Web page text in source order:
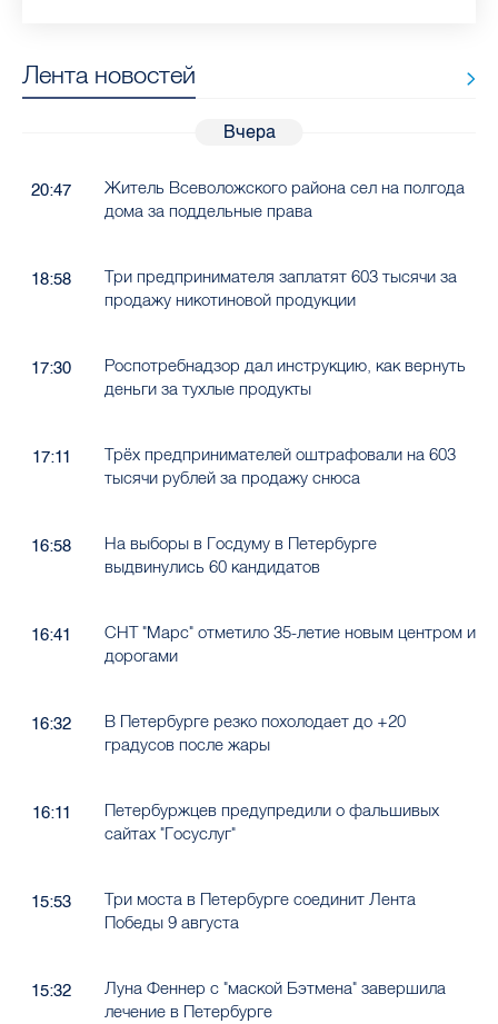
Лента новостей
Вчера
20:47
Житель Всеволожского района сел на полгода
дома за поддельные права
18:58
Три предпринимателя заплатят 603 тысячи за
продажу никотиновой продукции
17:30
Роспотребнадзор дал инструкцию, как вернуть
деньги за тухлые продукты
17:11
Трёх предпринимателей оштрафовали на 603
тысячи рублей за продажу снюса
16:58
На выборы в Госдуму в Петербурге
выдвинулись 60 кандидатов
16:41
СНТ "Марс" отметило 35-летие новым центром и
дорогами
16:32
В Петербурге резко похолодает до +20
градусов после жары
16:11
Петербуржцев предупредили о фальшивых
сайтах "Госуслуг"
15:53
Три моста в Петербурге соединит Лента
Победы 9 августа
15:32
Луна Феннер с "маской Бэтмена" завершила
лечение в Петербурге